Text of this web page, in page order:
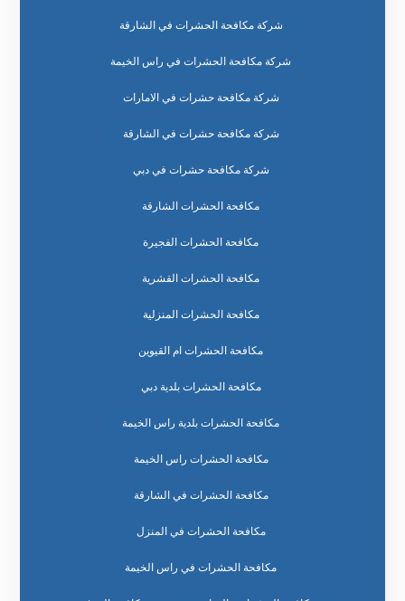
شركة مكافحة الحشرات في الشارقة
شركة مكافحة الحشرات في راس الخيمة
شركة مكافحة حشرات في الامارات
شركة مكافحة حشرات في الشارقة
شركة مكافحة حشرات في دبي
مكافحة الحشرات الشارقة
مكافحة الحشرات الفجيرة
مكافحة الحشرات القشرية
مكافحة الحشرات المنزلية
مكافحة الحشرات ام القيوين
مكافحة الحشرات بلدية دبي
مكافحة الحشرات بلدية راس الخيمة
مكافحة الحشرات راس الخيمة
مكافحة الحشرات في الشارقة
مكافحة الحشرات في المنزل
مكافحة الحشرات في راس الخيمة